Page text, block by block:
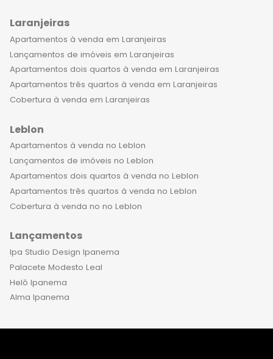
um dos mais procurados para quem
busca qualidade de vida e segurança,
e os imóveis de alto padrão são
altamente valorizados no mercado
imobiliário. Não perca mais tempo,
venha conhecer os apartamentos de
uma experiência única de moradia. O
bairro histórico, a infraestrutura, a
segurança e a sofisticação dos
empreendimentos irão encantar
você e sua família. Aproveite esta
oportunidade e invista no seu bem-
Laranjeiras
Apartamentos à venda em Laranjeiras
Lançamentos de imóveis em Laranjeiras
Apartamentos dois quartos à venda em Laranjeiras
Apartamentos três quartos à venda em Laranjeiras
Cobertura à venda em Laranjeiras
Leblon
Apartamentos à venda no Leblon
Lançamentos de imóveis no Leblon
Apartamentos dois quartos à venda no Leblon
Apartamentos três quartos à venda no Leblon
Cobertura à venda no no Leblon
Lançamentos
Ipa Studio Design Ipanema
Palacete Modesto Leal
Helô Ipanema
Alma Ipanema